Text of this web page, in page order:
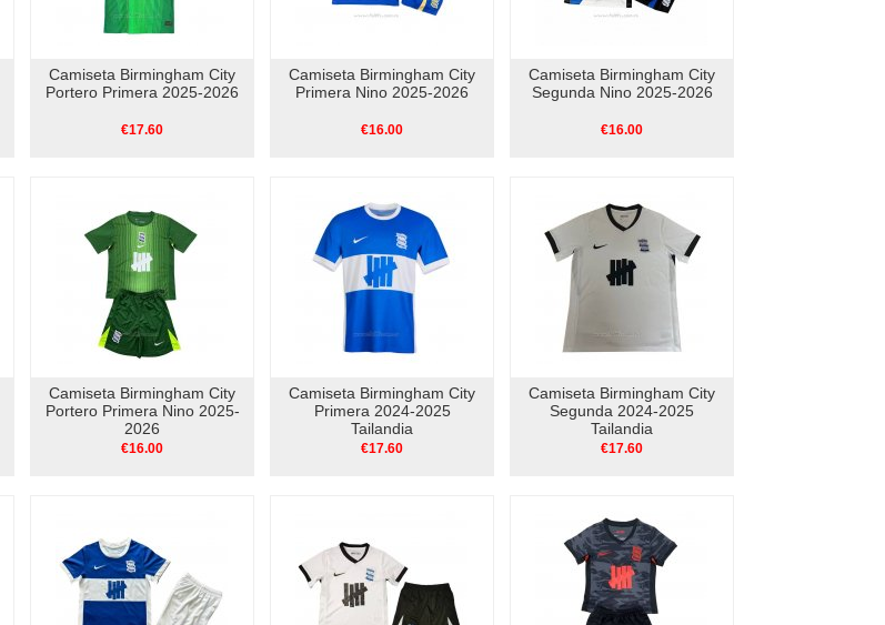
Camiseta Birmingham City
Portero Primera 2025-2026
€17.60
Camiseta Birmingham City
Primera Nino 2025-2026
€16.00
Camiseta Birmingham City
Segunda Nino 2025-2026
€16.00
Camiseta Birmingham City
Portero Primera Nino 2025-
2026
€16.00
Camiseta Birmingham City
Primera 2024-2025
Tailandia
€17.60
Camiseta Birmingham City
Segunda 2024-2025
Tailandia
€17.60